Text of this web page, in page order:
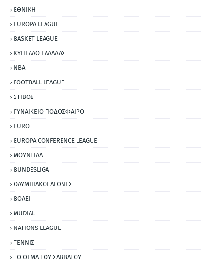
ΕΘΝΙΚΗ
EUROPA LEAGUE
BASKET LEAGUE
ΚΥΠΕΛΛΟ ΕΛΛΑΔΑΣ
NBA
FOOTBALL LEAGUE
ΣΤΙΒΟΣ
ΓΥΝΑΙΚΕΙΟ ΠΟΔΟΣΦΑΙΡΟ
EURO
EUROPA CONFERENCE LEAGUE
ΜΟΥΝΤΙΑΛ
BUNDESLIGA
ΟΛΥΜΠΙΑΚΟΙ ΑΓΩΝΕΣ
ΒΟΛΕΪ
MUDIAL
NATIONS LEAGUE
ΤΕΝΝΙΣ
ΤΟ ΘΕΜΑ ΤΟΥ ΣΑΒΒΑΤΟΥ